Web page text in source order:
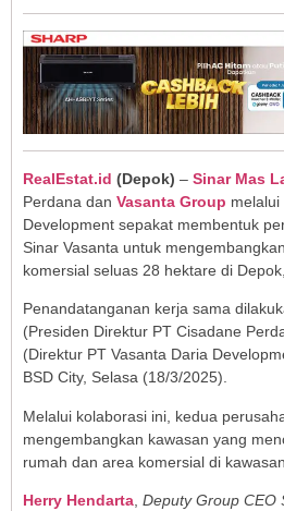
RealEstat.id (Depok) – Sinar Mas
Perdana dan Vasanta Group melalui
Development sepakat membentuk
Sinar Vasanta untuk
komersial seluas 28 hektare di
Penandatanganan kerja sama
(Presiden Direktur PT Cisadane
(Direktur PT Vasanta Daria
BSD City, Selasa (18/3/2025).
Melalui kolaborasi ini, kedua
mengembangkan kawasan yang
rumah dan area komersial di kawasan
Herry Hendarta, Deputy Group CEO